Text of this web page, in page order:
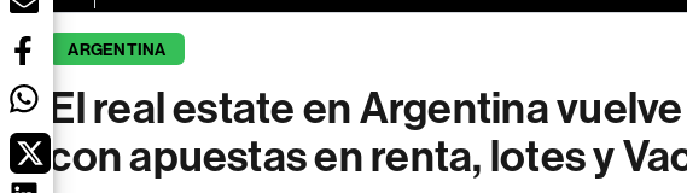
ARGENTINA
El real estate en Argentina
con apuestas en renta, lotes y